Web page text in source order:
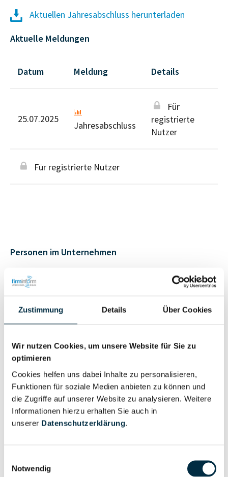
Zustimmung Details Über Cookies
Wir nutzen Cookies, um unsere Website für Sie zu
optimieren
Cookies helfen uns dabei Inhalte zu personalisieren,
Funktionen für soziale Medien anbieten zu können und
die Zugriffe auf unserer Website zu analysieren. Weitere
Informationen hierzu erhalten Sie auch in
unserer Datenschutzerklärung.
Notwendig
Aktuellen Jahresabschluss herunterladen
Aktuelle Meldungen
Datum Meldung Details
25.07.2025
Jahresabschluss
Für
registrierte
Nutzer
Für registrierte Nutzer
Personen im Unternehmen
Geschäftsführer (2)
Für registrierte
Berechtigter
Unternehmensprofil
Eigentums- und Kontrollstruktur